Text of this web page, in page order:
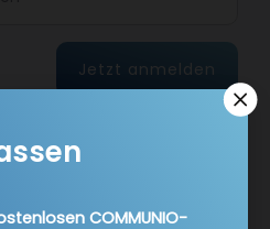
Jetzt anmelden
COMMUNIO-